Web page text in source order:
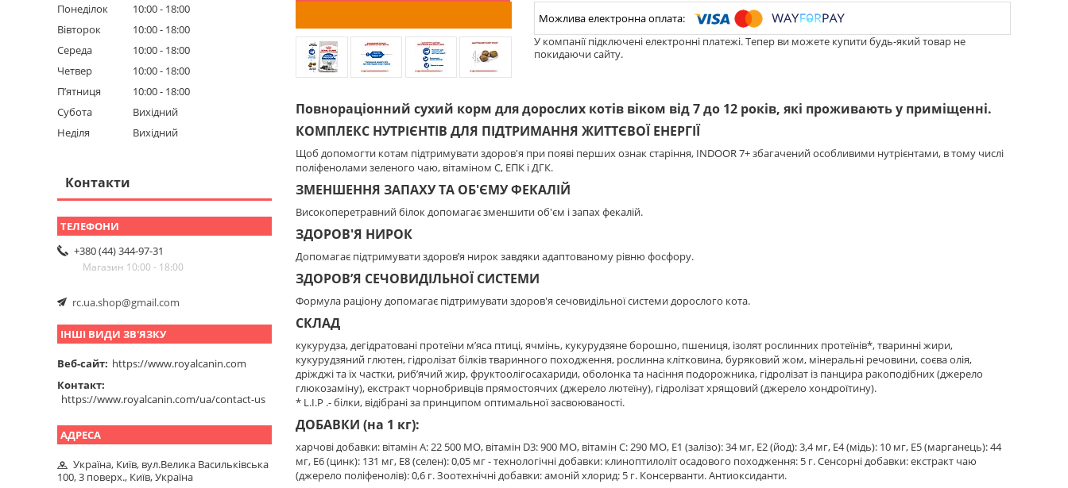
У компанії підключені електронні платежі. Тепер ви можете купити будь-який товар не
покидаючи сайту.
Повнорацiонний сухий корм для дорослих котів віком від 7 до 12 років, які проживають у приміщенні.
КОМПЛЕКС НУТРІЄНТІВ ДЛЯ ПІДТРИМАННЯ ЖИТТЄВОЇ ЕНЕРГІЇ
Щоб допомогти котам підтримувати здоров'я при появі перших ознак старіння, INDOOR 7+ збагачений особливими нутрієнтами, в тому числі
поліфенолами зеленого чаю, вітаміном С, ЕПК і ДГК.
ЗМЕНШЕННЯ ЗАПАХУ ТА ОБ'ЄМУ ФЕКАЛІЙ
Високоперетравний білок допомагає зменшити об'єм і запах фекалій.
ЗДОРОВ'Я НИРОК
Допомагає підтримувати здоров’я нирок завдяки адаптованому рівню фосфору.
ЗДОРОВ’Я СЕЧОВИДІЛЬНОЇ СИСТЕМИ
Формула раціону допомагає підтримувати здоров'я сечовидільної системи дорослого кота.
СКЛАД
кукурудза, дегідратовані протеїни м’яса птиці, ячмінь, кукурудзяне борошно, пшениця, ізолят рослинних протеїнів*, тваринні жири,
кукурудзяний глютен, гідролізат білків тваринного походження, рослинна клітковина, буряковий жом, мінеральні речовини, соєва олія,
дріжджі та їх частки, риб’ячий жир, фруктоолiгосахариди, оболонка та насіння подорожника, гідролізат із панцира ракоподібних (джерело
глюкозаміну), екстракт чорнобривців прямостоячих (джерело лютеїну), гідролізат хрящовий (джерело хондроїтину).
* L.I.P .- білки, відібрані за принципом оптимальної засвоюваності.
ДОБАВКИ (на 1 кг):
харчові добавки: вітамін A: 22 500 MO, вітамін D3: 900 MO, вітамін C: 290 MO, E1 (залiзо): 34 мг, E2 (йод): 3,4 мг, E4 (мiдь): 10 мг, E5 (марганець): 44
мг, E6 (цинк): 131 мг, E8 (селен): 0,05 мг - технологічні добавки: клиноптилоліт осадового походження: 5 г. Сенсорні добавки: екстракт чаю
(джерело поліфенолів): 0,6 г. Зоотехнічні добавки: амоній хлорид: 5 г. Консерванти. Антиоксиданти.
Понеділок 10:00
18:00
Вівторок
10:00
18:00
Середа
10:00
18:00
Четвер
10:00
18:00
Пʼятниця
10:00
18:00
Субота
Вихідний
Неділя
Вихідний
Контакти
+380 (44) 344-97-31
Магазин 10:00 - 18:00
rc.ua.shop@gmail.com
ІНШІ ВИДИ ЗВ'ЯЗКУ
Веб-сайт https://www.royalcanin.com
Контакт
https://www.royalcanin.com/ua/contact-us
Україна, Київ, вул.Велика Васильківська
100, 3 поверх., Київ, Україна